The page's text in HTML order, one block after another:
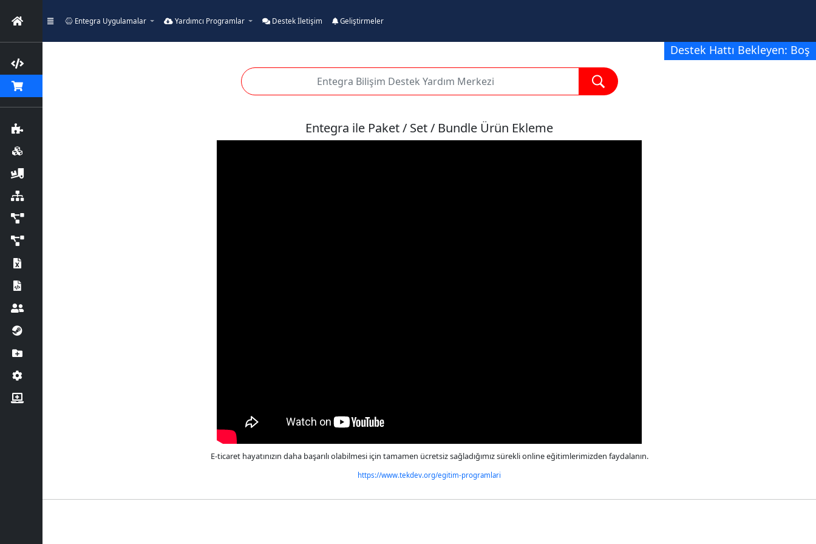
Entegra Uygulamalar Yardımcı Programlar Destek İletişim Geliştirmeler
Destek Hattı Bekleyen: Boş
Entegra ile Paket / Set / Bundle Ürün Ekleme
E-ticaret hayatınızın daha başarılı olabilmesi için tamamen ücretsiz sağladığımız sürekli online eğitimlerimizden faydalanın.
https://www.tekdev.org/egitim-programlari